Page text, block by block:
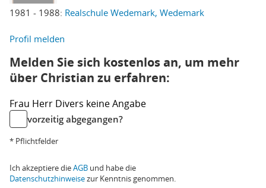
1981 - 1988: Realschule Wedemark, Wedemark
Profil melden
Melden Sie sich kostenlos an, um mehr
über Christian zu erfahren:
Frau Herr Divers keine Angabe
vorzeitig abgegangen?
* Pflichtfelder
Ich akzeptiere dieAGB und habe die
Datenschutzhinweisezur Kenntnis genommen.